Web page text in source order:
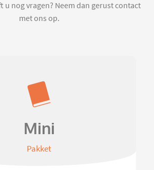
u nog vragen? Neem dan gerust contact
met ons op.
Mini
Pakket